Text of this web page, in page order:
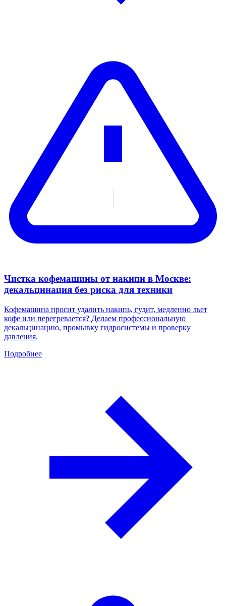
Чистка кофемашины от накипи в Москве:
декальцинация без риска для техники
Кофемашина просит удалить накипь, гудит, медленно льет
кофе или перегревается? Делаем профессиональную
декальцинацию, промывку гидросистемы и проверку
давления.
Подробнее